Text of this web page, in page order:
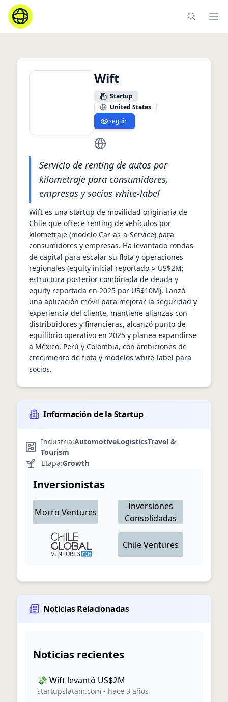
Wift
Startup
United States
Seguir
https://www.wift.cl
Servicio de renting de autos por
kilometraje para consumidores,
empresas y socios white-label
Wift es una startup de movilidad originaria de
Chile que ofrece renting de vehículos por
kilometraje (modelo Car-as-a-Service) para
consumidores y empresas. Ha levantado rondas
de capital para escalar su flota y operaciones
regionales (equity inicial reportado ≈ US$2M;
estructura posterior combinada de deuda y
equity reportada en 2025 por US$10M). Lanzó
una aplicación móvil para mejorar la seguridad y
experiencia del cliente, mantiene alianzas con
distribuidores y financieras, alcanzó punto de
equilibrio operativo en 2025 y planea expandirse
a México, Perú y Colombia, con ambiciones de
crecimiento de flota y modelos white-label para
socios.
Información de la Startup
Industria:AutomotiveLogisticsTravel &
Tourism
Etapa:Growth
Inversionistas
Morro Ventures
Inversiones
Consolidadas
Chile Ventures
Noticias Relacionadas
Noticias recientes
💸 Wift levantó US$2M
startupslatam.com - hace 3 años